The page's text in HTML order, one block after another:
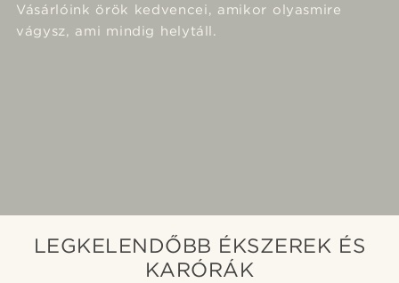
Vásárlóink örök kedvencei, amikor olyasmire
vágysz, ami mindig helytáll.
LEGKELENDŐBB ÉKSZEREK ÉS
KARÓRÁK